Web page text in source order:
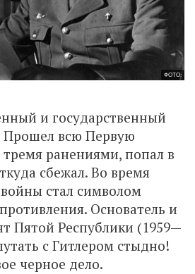
ФОТО:
и государственный
Прошел всю Первую
ранениями, попал в
сбежал. Во время
стал символом
Основатель и
Пятой Республики (1959—
с Гитлером стыдно!
черное дело.